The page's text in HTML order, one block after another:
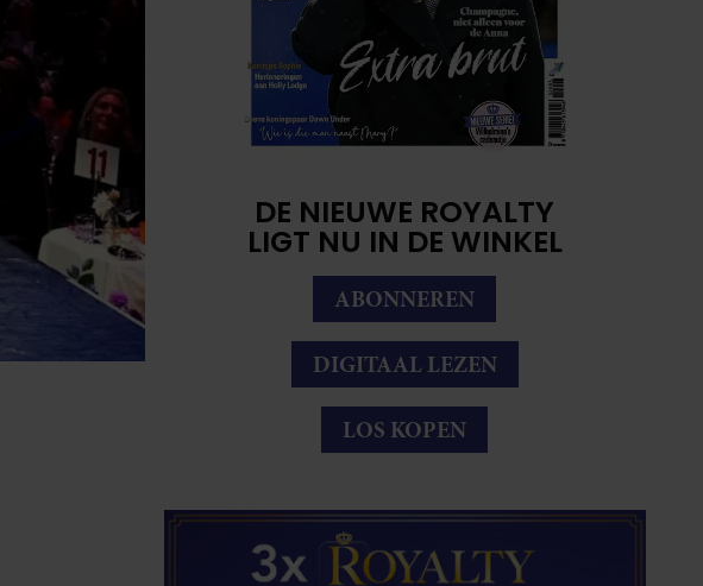
DE NIEUWE ROYALTY
LIGT NU IN DE WINKEL
ABONNEREN
DIGITAAL LEZEN
LOS KOPEN